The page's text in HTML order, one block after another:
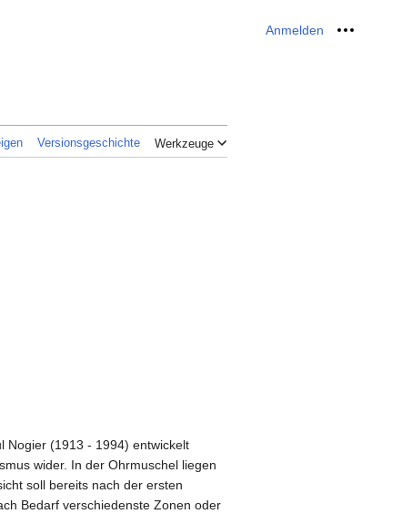
Anmelden Meine
Versionsgeschichte Werkzeuge
Nogier (1913 - 1994) entwickelt
wider. In der Ohrmuschel liegen
soll bereits nach der ersten
Bedarf verschiedenste Zonen oder